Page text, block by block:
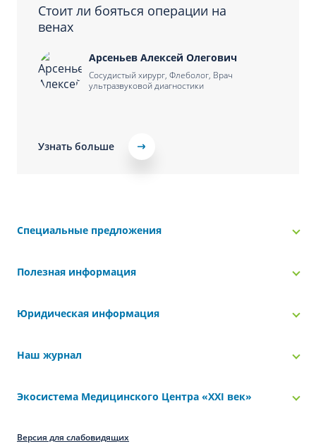
Стоит ли бояться операции на
венах
Арсеньев Алексей Олегович
Сосудистый хирург, Флеболог, Врач
ультразвуковой диагностики
Узнать больше
Специальные предложения
Полезная информация
Юридическая информация
Наш журнал
Экосистема Медицинского Центра «‎XXI век»
Версия для слабовидящих